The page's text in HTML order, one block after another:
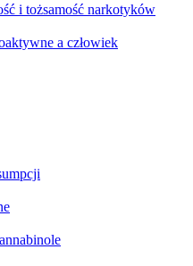
i tożsamość narkotyków
a człowiek